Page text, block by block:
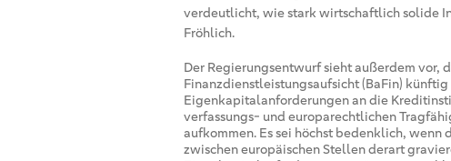
verdeutlicht, wie stark wirtschaftlich solide
Fröhlich.
Der Regierungsentwurf sieht außerdem vor,
Finanzdienstleistungsaufsicht (BaFin)
Eigenkapitalanforderungen an die
verfassungs- und europarechtlichen
aufkommen. Es sei höchst bedenklich, wenn
zwischen europäischen Stellen derart